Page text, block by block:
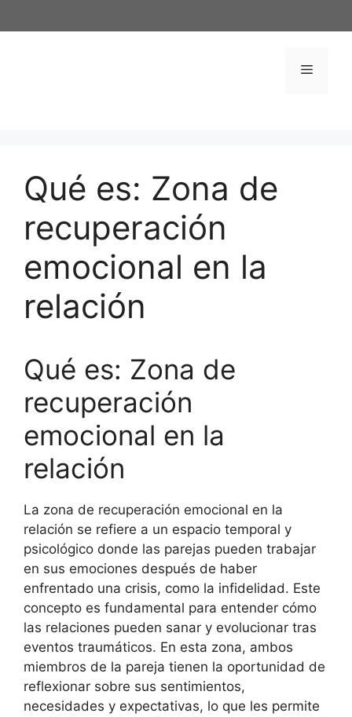
al
Menú
Qué es: Zona de
recuperación
emocional en la
relación
Qué es: Zona de
recuperación
emocional en la
relación
La zona de recuperación emocional en la
relación se refiere a un espacio temporal y
psicológico donde las parejas pueden trabajar
en sus emociones después de haber
enfrentado una crisis, como la infidelidad. Este
concepto es fundamental para entender cómo
las relaciones pueden sanar y evolucionar tras
eventos traumáticos. En esta zona, ambos
miembros de la pareja tienen la oportunidad de
reflexionar sobre sus sentimientos,
necesidades y expectativas, lo que les permite